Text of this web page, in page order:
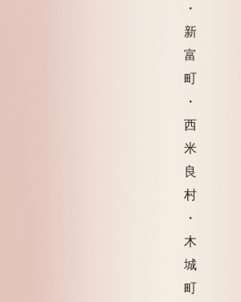
・
新
富
町
・
西
米
良
村
・
木
城
町